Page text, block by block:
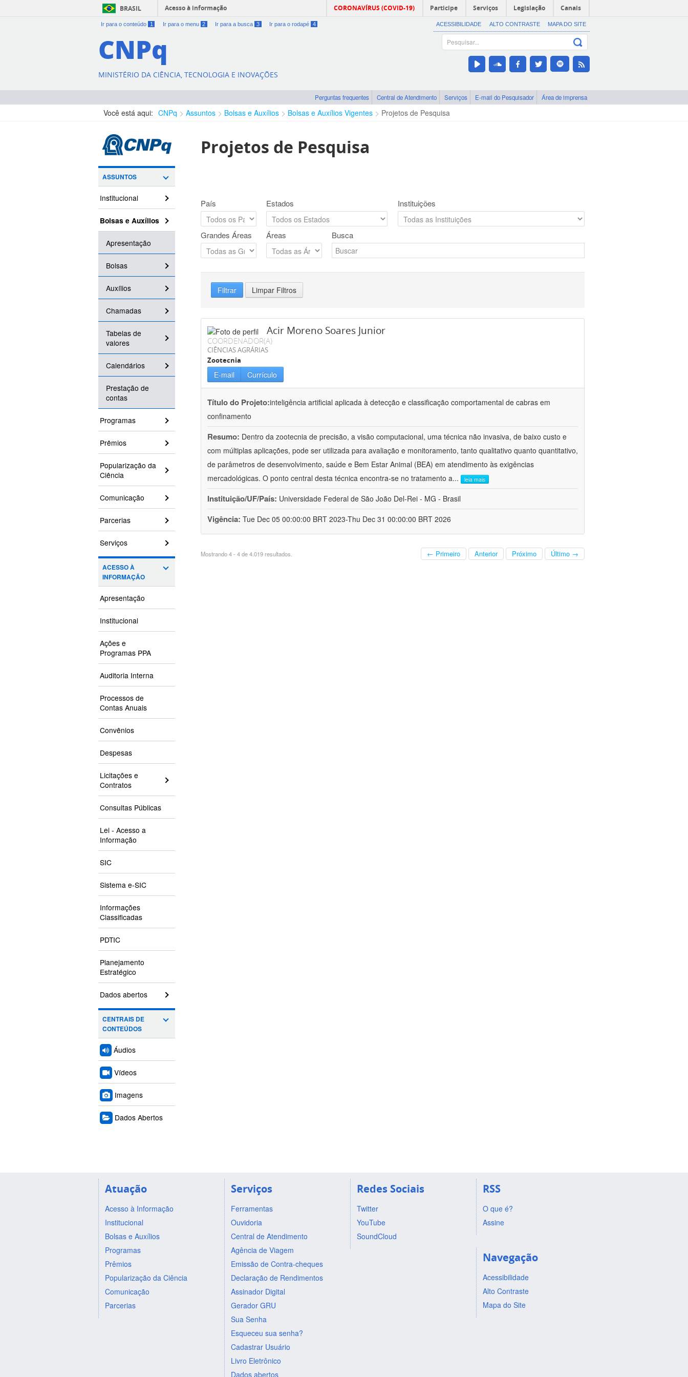
BRASIL Acesso à informação CORONAVÍRUS (COVID-19) Participe Serviços Legislação Canais
Ir para o conteúdo 1 Ir para o menu 2 Ir para a busca 3 Ir para o rodapé 4 ACESSIBILIDADE ALTO CONTRASTE MAPA DO SITE
CNPq
MINISTÉRIO DA CIÊNCIA, TECNOLOGIA E INOVAÇÕES
Perguntas frequentes Central de Atendimento Serviços E-mail do Pesquisador Área de imprensa
Você está aqui: CNPq Assuntos Bolsas e Auxílios Bolsas e Auxílios Vigentes Projetos de Pesquisa
ASSUNTOS
Institucional
Bolsas e Auxílios
Apresentação
Bolsas
Auxílios
Chamadas
Tabelas de
valores
Calendários
Prestação de
contas
Programas
Prêmios
Popularização da
Ciência
Comunicação
Parcerias
Serviços
ACESSO À
INFORMAÇÃO
Apresentação
Institucional
Ações e
Programas PPA
Auditoria Interna
Processos de
Contas Anuais
Convênios
Despesas
Licitações e
Contratos
Consultas Públicas
Lei - Acesso a
Informação
SIC
Sistema e-SIC
Informações
Classificadas
PDTIC
Planejamento
Estratégico
Dados abertos
CENTRAIS DE
CONTEÚDOS
Áudios
Vídeos
Imagens
Dados Abertos
Projetos de Pesquisa
País Estados Instituições
Grandes Áreas Áreas Busca
Filtrar Limpar Filtros
Acir Moreno Soares Junior
COORDENADOR(A)
CIÊNCIAS AGRÁRIAS
Zootecnia
E-mail Currículo
Título do Projeto:inteligência artificial aplicada à detecção e classificação comportamental de cabras em
confinamento
Resumo: Dentro da zootecnia de precisão, a visão computacional, uma técnica não invasiva, de baixo custo e
com múltiplas aplicações, pode ser utilizada para avaliação e monitoramento, tanto qualitativo quanto quantitativo,
de parâmetros de desenvolvimento, saúde e Bem Estar Animal (BEA) em atendimento às exigências
mercadológicas. O ponto central desta técnica encontra-se no tratamento a... leia mais
Instituição/UF/País: Universidade Federal de São João Del-Rei - MG - Brasil
Vigência: Tue Dec 05 00:00:00 BRT 2023-Thu Dec 31 00:00:00 BRT 2026
Mostrando 4 - 4 de 4.019 resultados. ← Primeiro Anterior Próximo Último →
Atuação
Acesso à Informação
Institucional
Bolsas e Auxílios
Programas
Prêmios
Popularização da Ciência
Comunicação
Parcerias
Serviços
Ferramentas
Ouvidoria
Central de Atendimento
Agência de Viagem
Emissão de Contra-cheques
Declaração de Rendimentos
Assinador Digital
Gerador GRU
Sua Senha
Esqueceu sua senha?
Cadastrar Usuário
Livro Eletrônico
Dados abertos
Redes Sociais
Twitter
YouTube
SoundCloud
RSS
O que é?
Assine
Navegação
Acessibilidade
Alto Contraste
Mapa do Site